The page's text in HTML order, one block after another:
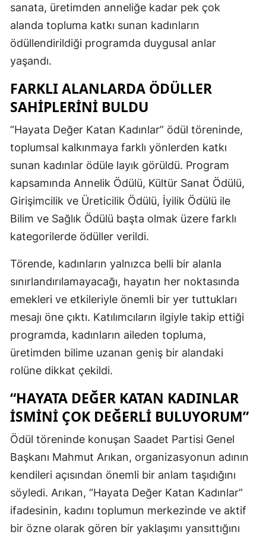
sanata, üretimden anneliğe kadar pek çok
alanda topluma katkı sunan kadınların
ödüllendirildiği programda duygusal anlar
yaşandı.
FARKLI ALANLARDA ÖDÜLLER
SAHIPLERINI BULDU
“Hayata Değer Katan Kadınlar” ödül töreninde,
toplumsal kalkınmaya farklı yönlerden katkı
sunan kadınlar ödüle layık görüldü. Program
kapsamında Annelik Ödülü, Kültür Sanat Ödülü,
Girişimcilik ve Üreticilik Ödülü, İyilik Ödülü ile
Bilim ve Sağlık Ödülü başta olmak üzere farklı
kategorilerde ödüller verildi.
Törende, kadınların yalnızca belli bir alanla
sınırlandırılamayacağı, hayatın her noktasında
emekleri ve etkileriyle önemli bir yer tuttukları
mesajı öne çıktı. Katılımcıların ilgiyle takip ettiği
programda, kadınların aileden topluma,
üretimden bilime uzanan geniş bir alandaki
rolüne dikkat çekildi.
“HAYATA DEĞER KATAN KADINLAR
İSMINI ÇOK DEĞERLI BULUYORUM”
Ödül töreninde konuşan Saadet Partisi Genel
Başkanı Mahmut Arıkan, organizasyonun adının
kendileri açısından önemli bir anlam taşıdığını
söyledi. Arıkan, “Hayata Değer Katan Kadınlar”
ifadesinin, kadını toplumun merkezinde ve aktif
bir özne olarak gören bir yaklaşımı yansıttığını